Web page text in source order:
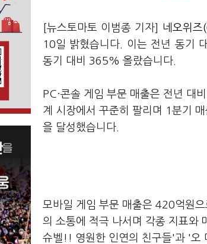
[뉴스토마토 이범종 기자] 네오위
10일 밝혔습니다. 이는 전년 동기
동기 대비 365% 올랐습니다.
PC·콘솔 게임 부문 매출은 전년 대
계 시장에서 꾸준히 팔리며 1분기
을 달성했습니다.
모바일 게임 부문 매출은 420억원
의 소통에 적극 나서며 각종 지표와
슈벨!! 영원한 인연의 친구들'과 '오